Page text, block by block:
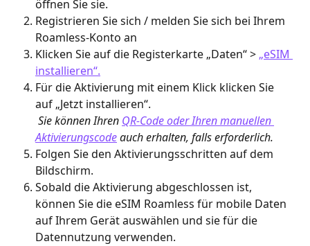
öffnen Sie sie.
Registrieren Sie sich / melden Sie sich bei Ihrem
Roamless-Konto an
Klicken Sie auf die Registerkarte „Daten“ > „eSIM
installieren“.
Für die Aktivierung mit einem Klick klicken Sie
auf „Jetzt installieren“.
Sie können Ihren QR-Code oder Ihren manuellen
Aktivierungscode auch erhalten, falls erforderlich.
Folgen Sie den Aktivierungsschritten auf dem
Bildschirm.
Sobald die Aktivierung abgeschlossen ist,
können Sie die eSIM Roamless für mobile Daten
auf Ihrem Gerät auswählen und sie für die
Datennutzung verwenden.